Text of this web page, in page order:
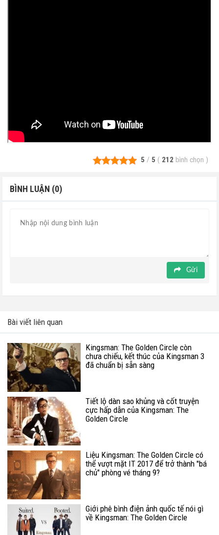
5 / 5 ( 212 bình chọn )
BÌNH LUẬN (0)
Gửi
Bài viết liên quan
Kingsman: The Golden Circle còn
chưa chiếu, kết thúc của Kingsman 3
đã chuẩn bị sẵn sàng
Tiết lộ dàn sao khủng và cốt truyện
cực hấp dẫn của Kingsman: The
Golden Circle
Liệu Kingsman: The Golden Circle có
thể vượt mặt IT 2017 để trở thành "bá
chủ" phòng vé tháng 9?
Giới phê bình điện ảnh quốc tế nói gì
về Kingsman: The Golden Circle